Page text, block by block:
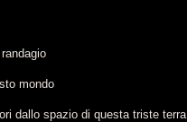
mondo
dallo spazio di questa triste terra